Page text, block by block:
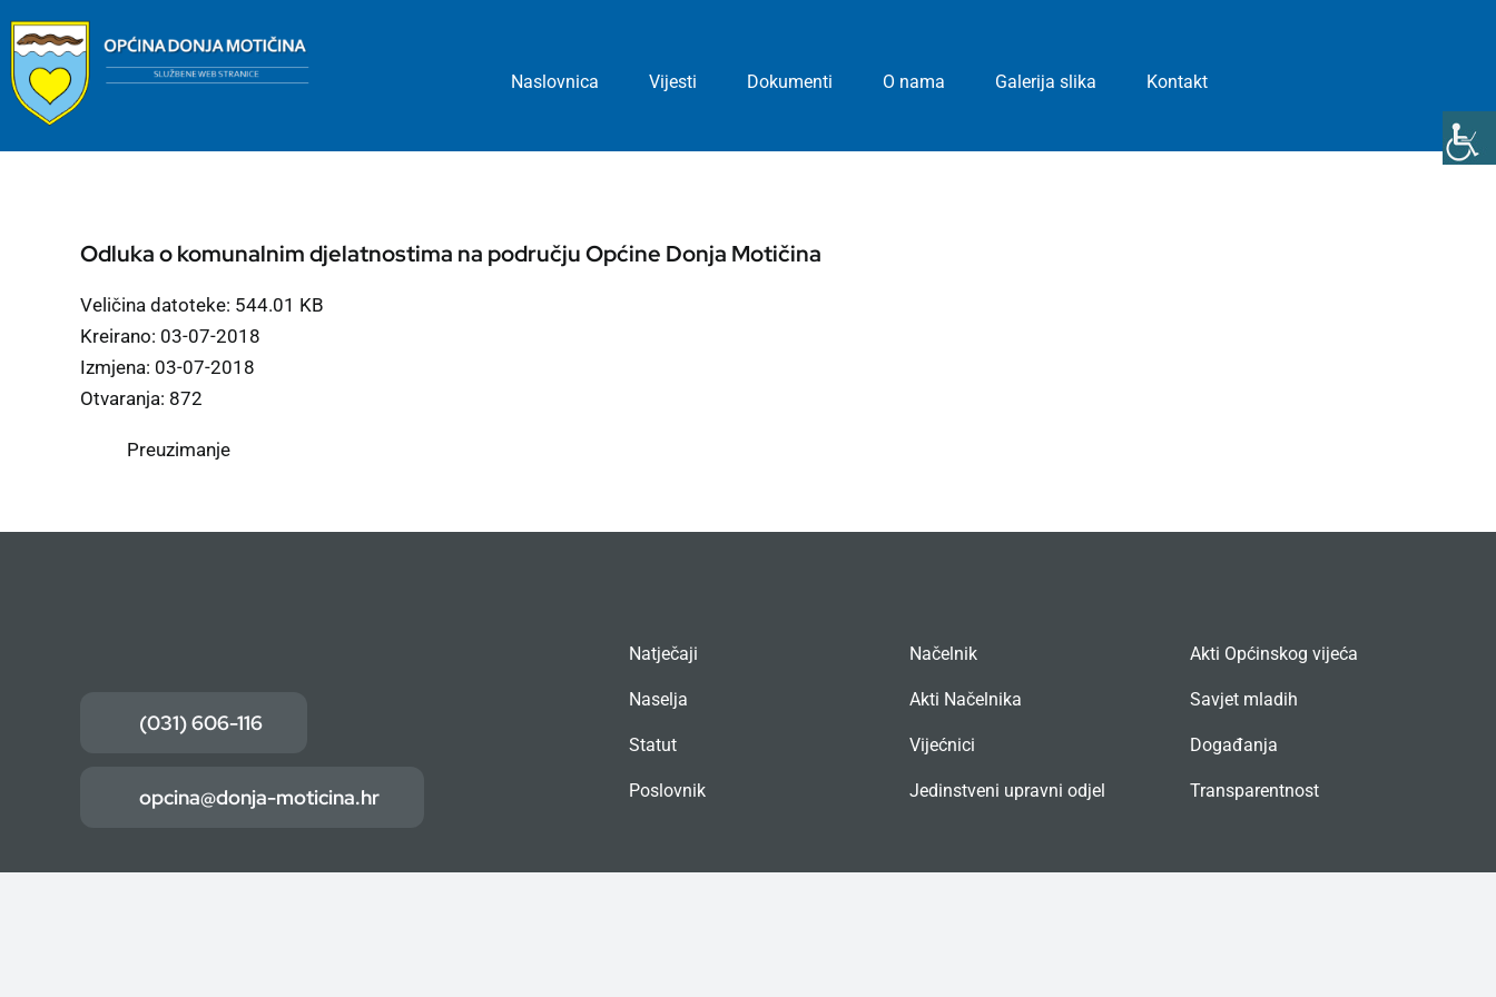
Skip
to
content
Naslovnica Vijesti Dokumenti O nama Galerija slika Kontakt
Odluka o komunalnim djelatnostima na području Općine Donja Motičina
Veličina datoteke: 544.01 KB
Kreirano: 03-07-2018
Izmjena: 03-07-2018
Otvaranja: 872
Preuzimanje
(031) 606-116
opcina@donja-moticina.hr
Natječaji
Naselja
Statut
Poslovnik
Načelnik
Akti Načelnika
Vijećnici
Jedinstveni upravni odjel
Akti Općinskog vijeća
Savjet mladih
Događanja
Transparentnost